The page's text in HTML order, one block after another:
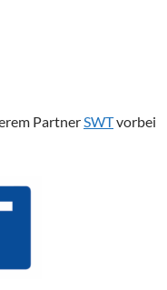
PartnerSWTvorbei